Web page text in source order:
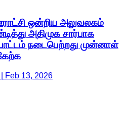
ஒன்றிய அலுவலகம்
அதிமுக சார்பாக
நடைபெற்றது முன்னாள்
Feb 13, 2026